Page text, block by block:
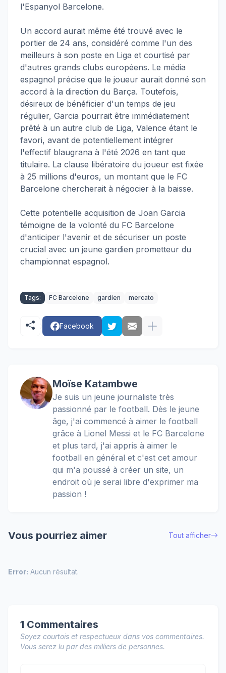
l'Espanyol Barcelone.
Un accord aurait même été trouvé avec le
portier de 24 ans, considéré comme l'un des
meilleurs à son poste en Liga et courtisé par
d'autres grands clubs européens. Le média
espagnol précise que le joueur aurait donné son
accord à la direction du Barça. Toutefois,
désireux de bénéficier d'un temps de jeu
régulier, Garcia pourrait être immédiatement
prêté à un autre club de Liga, Valence étant le
favori, avant de potentiellement intégrer
l'effectif blaugrana à l'été 2026 en tant que
titulaire. La clause libératoire du joueur est fixée
à 25 millions d'euros, un montant que le FC
Barcelone chercherait à négocier à la baisse.
Cette potentielle acquisition de Joan Garcia
témoigne de la volonté du FC Barcelone
d'anticiper l'avenir et de sécuriser un poste
crucial avec un jeune gardien prometteur du
championnat espagnol.
Tags: FC Barcelone gardien mercato
Facebook
Moïse Katambwe
Je suis un jeune journaliste très
passionné par le football. Dès le jeune
âge, j'ai commencé à aimer le football
grâce à Lionel Messi et le FC Barcelone
et plus tard, j'ai appris à aimer le
football en général et c'est cet amour
qui m'a poussé à créer un site, un
endroit où je serai libre d'exprimer ma
passion !
Vous pourriez aimer Tout afficher
Error: Aucun résultat.
1 Commentaires
Soyez courtois et respectueux dans vos commentaires.
Vous serez lu par des milliers de personnes.